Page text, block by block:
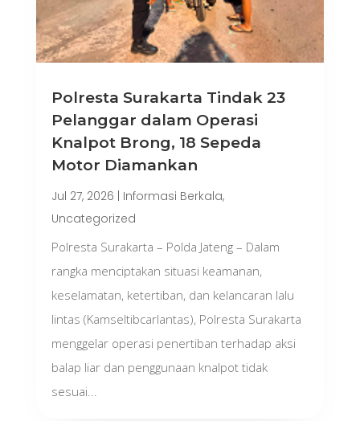
Polresta Surakarta Tindak 23
Pelanggar dalam Operasi
Knalpot Brong, 18 Sepeda
Motor Diamankan
Jul 27, 2026 | Informasi Berkala,
Uncategorized
Polresta Surakarta – Polda Jateng – Dalam
rangka menciptakan situasi keamanan,
keselamatan, ketertiban, dan kelancaran lalu
lintas (Kamseltibcarlantas), Polresta Surakarta
menggelar operasi penertiban terhadap aksi
balap liar dan penggunaan knalpot tidak
sesuai...